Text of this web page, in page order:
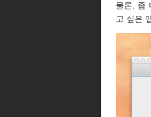
물론, 좀
고 싶은